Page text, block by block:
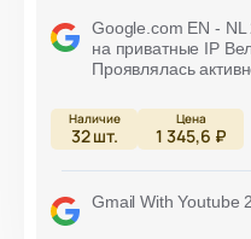
Google.com EN -
на приватные IP
Проявлялась
32шт. 1 345,6 ₽
Gmail With Youtube